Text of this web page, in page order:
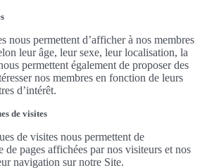
nous permettent d’afficher à nos membres
leur âge, leur sexe, leur localisation, la
permettent également de proposer des
nos membres en fonction de leurs
d’intérêt.
de visites
de visites nous permettent de
pages affichées par nos visiteurs et nos
navigation sur notre Site.